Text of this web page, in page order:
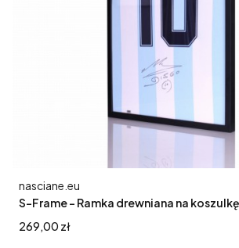
S-Frame - Ramka drewniana na
Producent
nasciane.eu
Cena
269,00 zł